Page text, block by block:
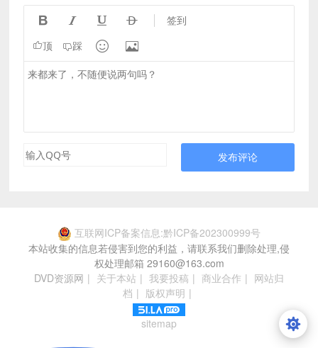
    签到
顶 踩  
发布评论
互联网ICP备案信息:黔ICP备202300999号
本站收集的信息若侵害到您的利益，请联系我们删除处理,侵
权处理邮箱 29160@163.com
DVD资源网 | 关于本站 | 我要投稿 | 商业合作 | 网站归
档 | 版权声明 |
sitemap